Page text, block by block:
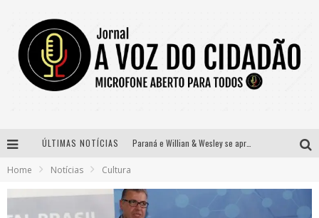
ÚLTIMAS NOTÍCIAS Paraná e Willian & Wesley se apresentam no Carretão Trevo Contagem nesta sexta-feira
Home Notícias Cultura